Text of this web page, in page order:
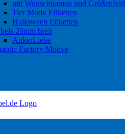
mit Wunschnamen und Größenfeld
Tier Motiv Etiketten
Halloween Etiketten
20mm breit
AnkerLiebe
Factory Motive